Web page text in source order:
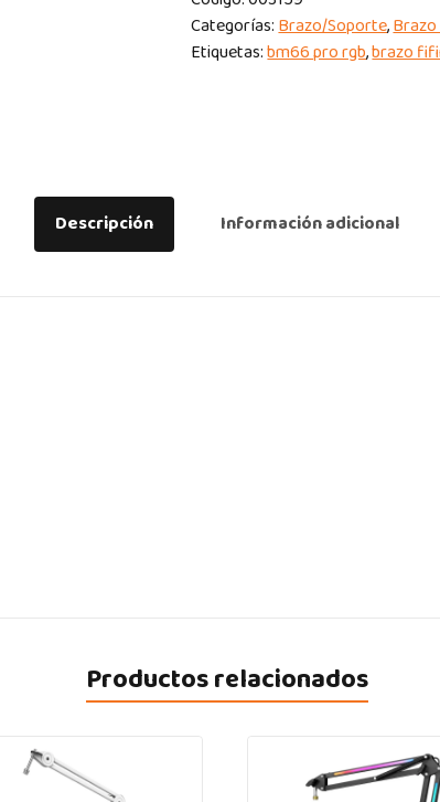
BM66
PRO
Categorías:Brazo/Soporte,
Etiquetas:bm66 pro rgb,brazo
Descripción Información adicional
Productos relacionados